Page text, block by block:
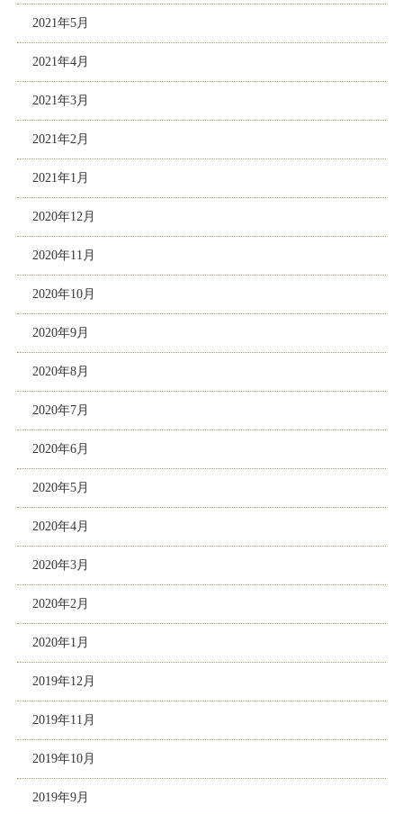
2021年5月
2021年4月
2021年3月
2021年2月
2021年1月
2020年12月
2020年11月
2020年10月
2020年9月
2020年8月
2020年7月
2020年6月
2020年5月
2020年4月
2020年3月
2020年2月
2020年1月
2019年12月
2019年11月
2019年10月
2019年9月